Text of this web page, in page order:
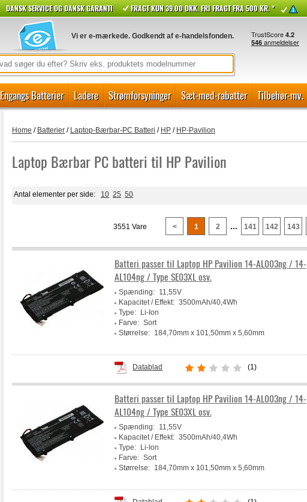
DANSK SERVICE OG DANSK GARANTI FRAGT KUN 39.00 DKK. FRI FRAGT FRA 500 KR. *
Vi er e-mærkede. Godkendt af e-handelsfonden.
Engangs Batterier Ladere Strømforsyninger Sæt-med-rabatter Tilbehør-mv.
Home / Batterier/ Laptop-Bærbar-PC Batteri / HP/ HP-Pavilion
Laptop Bærbar PC batteri til HP Pavilion
Antal elementer per side: 10 25 50
3551 Vare < 1 2 … 141 142 143
Batteri passer til Laptop HP Pavilion 14-AL003ng / 14-
AL104ng / Type SE03XL osv.
Spænding:
11,55V
Kapacitet / Effekt: 3500mAh/40,4Wh
Type:
Li-Ion
Farve: Sort
Størrelse:
184,70mm x 101,50mm x 5,60mm
Datablad (1)
Batteri passer til Laptop HP Pavilion 14-AL003ng / 14-
AL104ng / Type SE03XL osv.
Spænding:
11,55V
Kapacitet / Effekt: 3500mAh/40,4Wh
Type:
Li-Ion
Farve: Sort
Størrelse:
184,70mm x 101,50mm x 5,60mm